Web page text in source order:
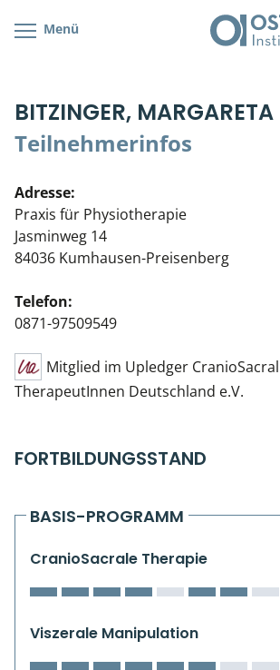
Menü
BITZINGER, MARGARETA
Teilnehmerinfos
Adresse:
Praxis für Physiotherapie
Jasminweg 14
84036 Kumhausen-Preisenberg
Telefon:
0871-97509549
Mitglied im Upledger CranioSacral
TherapeutInnen Deutschland e.V.
FORTBILDUNGSSTAND
BASIS-PROGRAMM
CranioSacrale Therapie
Viszerale Manipulation
Cranial/Neurale Osteopathie
Parietale Osteopathie
Viszerale Osteopathie
Klinische & Praktische Kurse
Live Online-Kurse
Postgraduate- & Spezialkurse
CranioSacrale Ausbildung
Kursorte mit Kursangeboten
Bonus-Programm
Veranstaltungsticket DB
Wissenswertes
Teilnehmerliste
Stellenbörse
Soziales Engagement